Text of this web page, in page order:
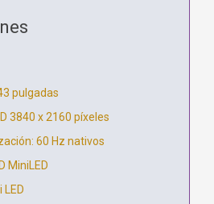
pulgadas
3840 x 2160 píxeles
60 Hz nativos
MiniLED